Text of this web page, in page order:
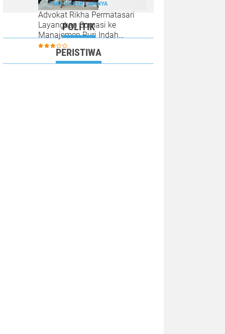
Advokat Rikha Permatasari
Layangkan Somasi ke
Manajemen Puri Indah
Karaoke Mojokerto
TERPOPULER LAINNYA
POLITIK
PERISTIWA